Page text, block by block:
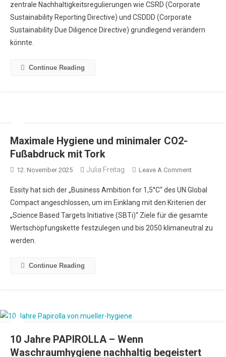
zentrale Nachhaltigkeitsregulierungen wie CSRD (Corporate
Sustainability Reporting Directive) und CSDDD (Corporate
Sustainability Due Diligence Directive) grundlegend verändern
könnte.
Continue Reading
Maximale Hygiene und minimaler CO2-
Fußabdruck mit Tork
12. November 2025 Julia Freitag Leave A Comment
Essity hat sich der „Business Ambition for 1,5°C“ des UN Global
Compact angeschlossen, um im Einklang mit den Kriterien der
„Science Based Targets Initiative (SBTi)“ Ziele für die gesamte
Wertschöpfungskette festzulegen und bis 2050 klimaneutral zu
werden.
Continue Reading
10 Jahre PAPIROLLA – Wenn
Waschraumhygiene nachhaltig begeistert